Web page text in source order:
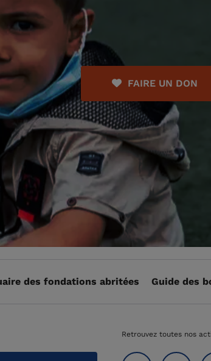
FAIRE UN DON
des fondations abritées Guide des
Retrouvez toutes nos